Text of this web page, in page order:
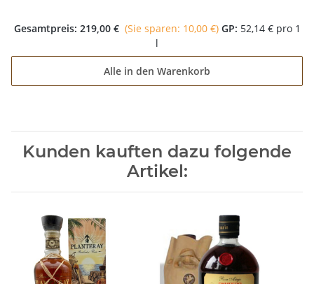
Gesamtpreis: 219,00 € (Sie sparen: 10,00 €) GP: 52,14 € pro 1
l
Alle in den Warenkorb
Kunden kauften dazu folgende
Artikel: